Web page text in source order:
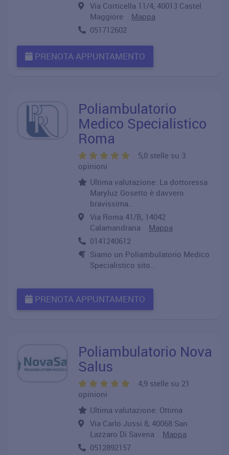
Via Corticella 11/4, 40013 Castel
Maggiore Mappa
051712602
PRENOTA APPUNTAMENTO
Poliambulatorio
Medico Specialistico
Roma
5,0 stelle su 3
opinioni
Ultima valutazione: La dottoressa
Maryluz Gosetto è davvero
bravissima..
Via Roma 41/B, 14042
Calamandrana Mappa
0141240612
Siamo un Poliambulatorio Medico
Specialistico sito..
PRENOTA APPUNTAMENTO
Poliambulatorio Nova
Salus
4,9 stelle su 21
opinioni
Ultima valutazione: Ottima
Via Carlo Jussi 8, 40068 San
Lazzaro Di Savena Mappa
0512892157